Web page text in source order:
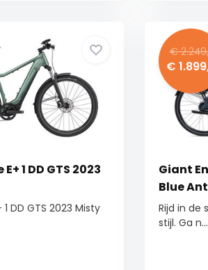
1 DD GTS 2023
DD GTS 2023 Misty
€
€
Giant
Blue
Rijd in de
stijl. Ga n...